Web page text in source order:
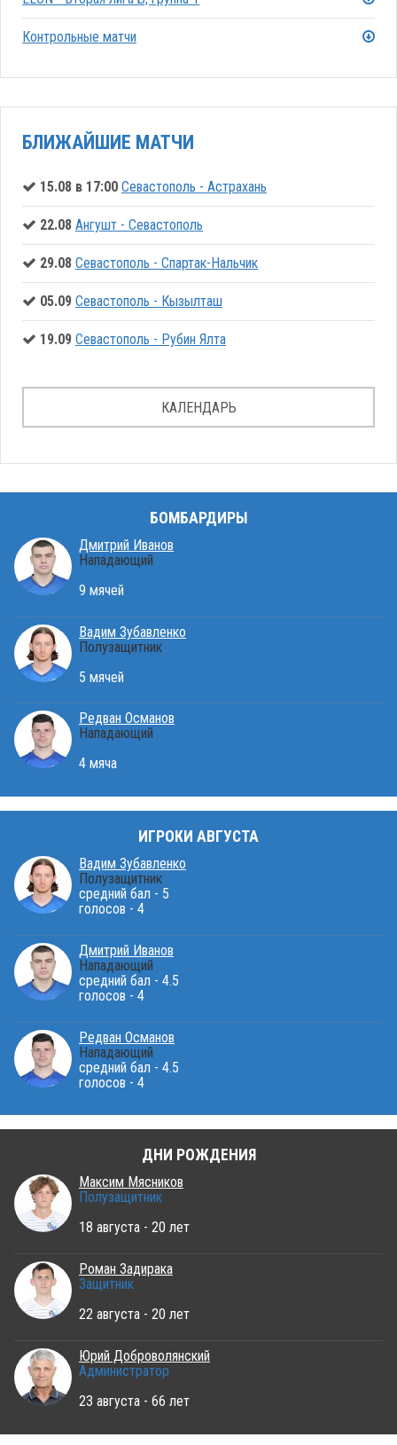
Контрольные матчи
БЛИЖАЙШИЕ МАТЧИ
15.08 в 17:00 Севастополь - Астрахань
22.08 Ангушт - Севастополь
29.08 Севастополь - Спартак-Нальчик
05.09 Севастополь - Кызылташ
19.09 Севастополь - Рубин Ялта
КАЛЕНДАРЬ
БОМБАРДИРЫ
Дмитрий Иванов
Нападающий
9 мячей
Вадим Зубавленко
Полузащитник
5 мячей
Редван Османов
Нападающий
4 мяча
ИГРОКИ АВГУСТА
Вадим Зубавленко
Полузащитник
средний бал - 5
голосов - 4
Дмитрий Иванов
Нападающий
средний бал - 4.5
голосов - 4
Редван Османов
Нападающий
средний бал - 4.5
голосов - 4
ДНИ РОЖДЕНИЯ
Максим Мясников
Полузащитник
18 августа - 20 лет
Роман Задирака
Защитник
22 августа - 20 лет
Юрий Доброволянский
Администратор
23 августа - 66 лет